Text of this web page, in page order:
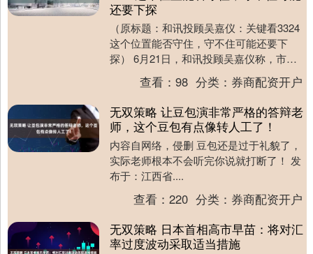
还要下探
（原标题：和讯投顾吴嘉仪：关键看3324
这个位置能否守住，守不住可能还要下
探） 6月21日，和讯投顾吴嘉仪称，市场
惨淡，不少人已亏损，面对后续操作六神
无主。先别....
查看：98 分类： 券商配资开户
无双策略 让豆包演非常严格的答辩老
师，这个豆包有点像转人工了！
内容自网络，侵删 豆包还是过于礼貌了，
实际老师根本不会听完你说就打断了！ 发
布于：江西省....
查看：220 分类： 券商配资开户
无双策略 日本首相高市早苗：将对汇
率过度波动采取适当措施